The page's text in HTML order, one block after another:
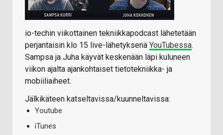
io-techin viikottainen tekniikkapodcast lähetetään
perjantaisin klo 15 live-lähetyksenä YouTubessa.
Sampsa ja Juha käyvät keskenään läpi kuluneen
viikon ajalta ajankohtaiset tietotekniikka- ja
mobiiliaiheet.
Jälkikäteen katseltavissa/kuunneltavissa:
Youtube
iTunes